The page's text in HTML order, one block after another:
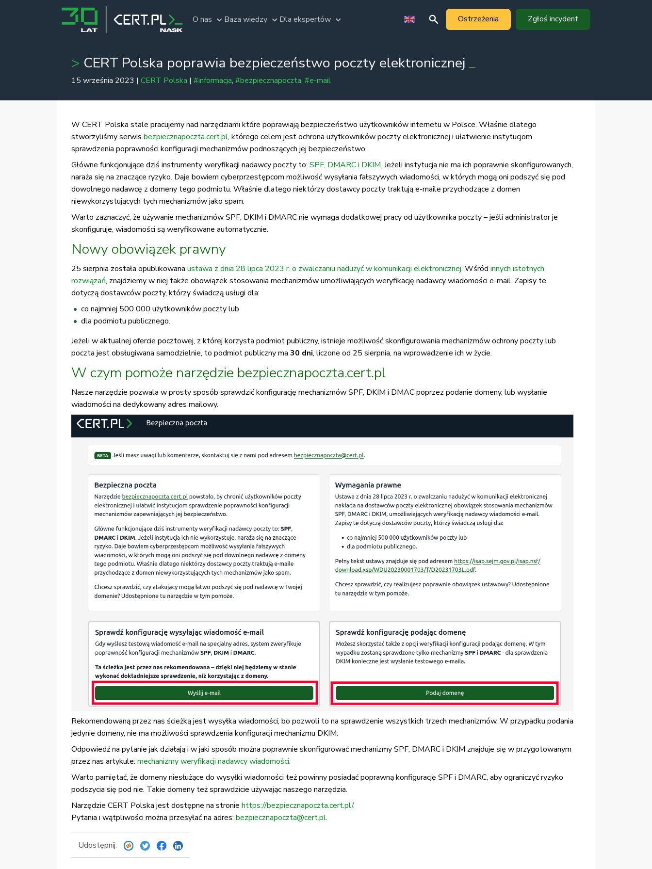
O nas Baza wiedzy Dla ekspertów Ostrzeżenia Zgłoś incydent
CERT Polska poprawia bezpieczeństwo poczty elektronicznej
15 września 2023 | CERT Polska | #informacja, #bezpiecznapoczta, #e-mail
W CERT Polska stale pracujemy nad narzędziami które poprawiają bezpieczeństwo użytkowników internetu w Polsce. Właśnie dlatego
stworzyliśmy serwis bezpiecznapoczta.cert.pl, którego celem jest ochrona użytkowników poczty elektronicznej i ułatwienie instytucjom
sprawdzenia poprawności konfiguracji mechanizmów podnoszących jej bezpieczeństwo.
Główne funkcjonujące dziś instrumenty weryfikacji nadawcy poczty to: SPF, DMARC i DKIM. Jeżeli instytucja nie ma ich poprawnie skonfigurowanych,
naraża się na znaczące ryzyko. Daje bowiem cyberprzestępcom możliwość wysyłania fałszywych wiadomości, w których mogą oni podszyć się pod
dowolnego nadawcę z domeny tego podmiotu. Właśnie dlatego niektórzy dostawcy poczty traktują e-maile przychodzące z domen
niewykorzystujących tych mechanizmów jako spam.
Warto zaznaczyć, że używanie mechanizmów SPF, DKIM i DMARC nie wymaga dodatkowej pracy od użytkownika poczty – jeśli administrator je
skonfiguruje, wiadomości są weryfikowane automatycznie.
Nowy obowiązek prawny
25 sierpnia została opublikowana ustawa z dnia 28 lipca 2023 r. o zwalczaniu nadużyć w komunikacji elektronicznej. Wśród innych istotnych
rozwiązań, znajdziemy w niej także obowiązek stosowania mechanizmów umożliwiających weryfikację nadawcy wiadomości e-mail. Zapisy te
dotyczą dostawców poczty, którzy świadczą usługi dla:
co najmniej 500 000 użytkowników poczty lub
dla podmiotu publicznego.
Jeżeli w aktualnej ofercie pocztowej, z której korzysta podmiot publiczny, istnieje możliwość skonfigurowania mechanizmów ochrony poczty lub
poczta jest obsługiwana samodzielnie, to podmiot publiczny ma 30 dni, liczone od 25 sierpnia, na wprowadzenie ich w życie.
W czym pomoże narzędzie bezpiecznapoczta.cert.pl
Nasze narzędzie pozwala w prosty sposób sprawdzić konfigurację mechanizmów SPF, DKIM i DMAC poprzez podanie domeny, lub wysłanie
wiadomości na dedykowany adres mailowy.
Rekomendowaną przez nas ścieżką jest wysyłka wiadomości, bo pozwoli to na sprawdzenie wszystkich trzech mechanizmów. W przypadku podania
jedynie domeny, nie ma możliwości sprawdzenia konfiguracji mechanizmu DKIM.
Odpowiedź na pytanie jak działają i w jaki sposób można poprawnie skonfigurować mechanizmy SPF, DMARC i DKIM znajduje się w przygotowanym
przez nas artykule: mechanizmy weryfikacji nadawcy wiadomości.
Warto pamiętać, że domeny niesłużące do wysyłki wiadomości też powinny posiadać poprawną konfigurację SPF i DMARC, aby ograniczyć ryzyko
podszycia się pod nie. Takie domeny też sprawdzicie używając naszego narzędzia.
Narzędzie CERT Polska jest dostępne na stronie https://bezpiecznapoczta.cert.pl/.
Pytania i wątpliwości można przesyłać na adres: bezpiecznapoczta@cert.pl.
Udostępnij: